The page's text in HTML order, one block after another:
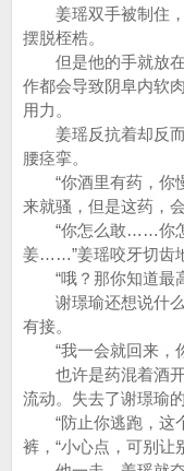
姜瑶双手被制住，
摆脱桎梏。
但是他的手就放在
作都会导致阴阜内软
用力。
姜瑶反抗着却反而
腰痉挛。
“你酒里有药，你慢
来就骚，但是这药，
“你怎么敢……你怎
姜……”姜瑶咬牙切齿
“哦？那你知道最
谢璟瑜还想说什么
有接。
“我一会就回来，你
也许是药混着酒开
流动。失去了谢璟瑜
“防止你逃跑，这个
裤，“小心点，可别让